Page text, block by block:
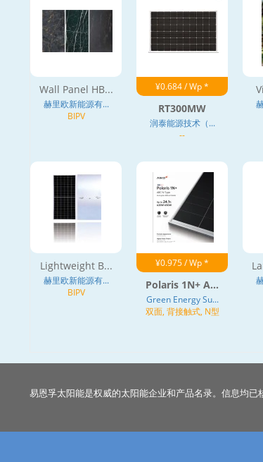
Wall Panel HB...
赫里欧新能源有...
BIPV
¥0.684 / Wp *
RT300MW
润泰能源技术（...
--
Lightweight B...
赫里欧新能源有...
BIPV
¥0.975 / Wp *
Polaris 1N+ A...
Green Energy Su...
双面, 背接触式, N型
易恩孚太阳能是权威的太阳能企业和产品名录。信息均已